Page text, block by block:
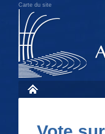
Carte du site